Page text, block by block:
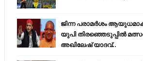
ജിന്ന പരാമര്‍ശം
യുപി തിരഞ്ഞെടുപ്പില്‍
അഖിലേഷ് യാദവ്..